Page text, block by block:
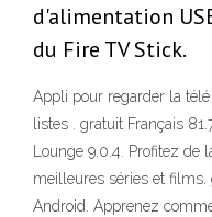
d'alimentation
du Fire TV Stick.
Appli pour regarder la
listes . gratuit Français
Lounge 9.0.4. Profitez
meilleures séries et
Android. Apprenez